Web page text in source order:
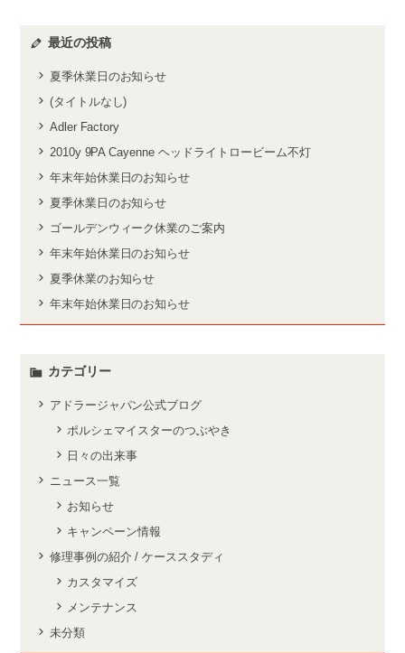
最近の投稿
夏季休業日のお知らせ
(タイトルなし)
Adler Factory
2010y 9PA Cayenne ヘッドライトロービーム不灯
年末年始休業日のお知らせ
夏季休業日のお知らせ
ゴールデンウィーク休業のご案内
年末年始休業日のお知らせ
夏季休業のお知らせ
年末年始休業日のお知らせ
カテゴリー
アドラージャパン公式ブログ
ポルシェマイスターのつぶやき
日々の出来事
ニュース一覧
お知らせ
キャンペーン情報
修理事例の紹介 / ケーススタディ
カスタマイズ
メンテナンス
未分類